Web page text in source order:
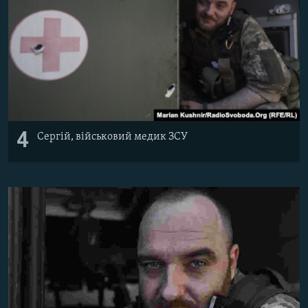
4 Сергій, військовий медик ЗСУ